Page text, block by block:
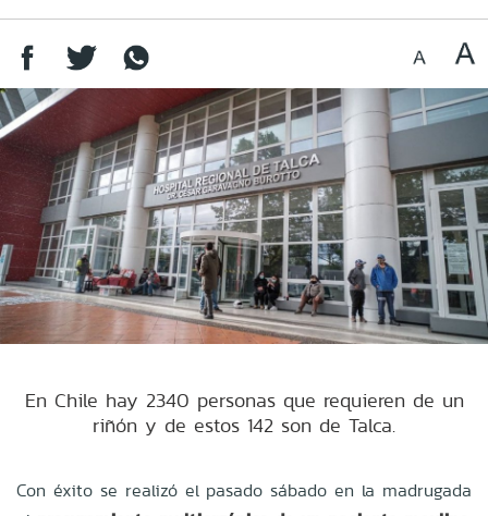
En Chile hay 2340 personas que requieren de un
riñón y de estos 142 son de Talca.
Con éxito se realizó el pasado sábado en la madrugada